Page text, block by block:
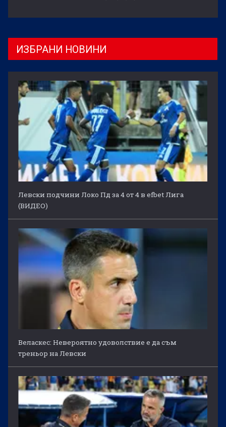
ИЗБРАНИ НОВИНИ
Левски подчини Локо Пд за 4 от 4 в efbet Лига
(ВИДЕО)
Веласкес: Невероятно удоволствие е да съм
треньор на Левски